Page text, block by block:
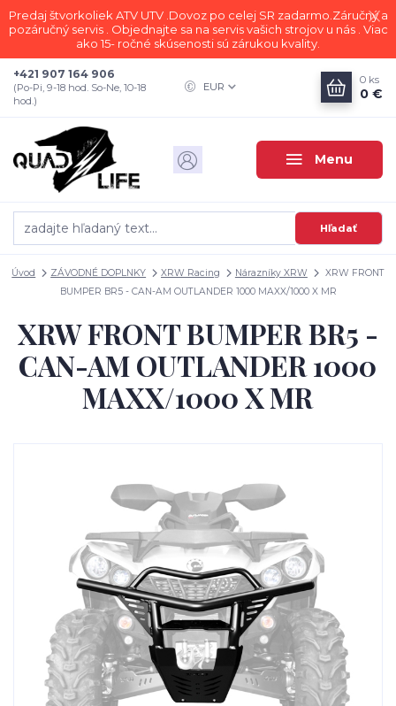
Predaj štvorkoliek ATV UTV .Dovoz po celej SR zadarmo.Záručný a
pozáručný servis . Objednajte sa na servis vašich strojov u nás . Viac
ako 15- ročné skúsenosti sú zárukou kvality.
Menu
EUR
Hľadať
+421 907 164 906
(Po-Pi, 9-18 hod. So-Ne, 10-18
hod.)
0 ks
0 €
Úvod ZÁVODNÉ DOPLNKY XRW Racing Nárazníky XRW
XRW FRONT
BUMPER BR5 - CAN-AM OUTLANDER 1000 MAXX/1000 X MR
XRW FRONT BUMPER BR5 -
CAN-AM OUTLANDER 1000
MAXX/1000 X MR